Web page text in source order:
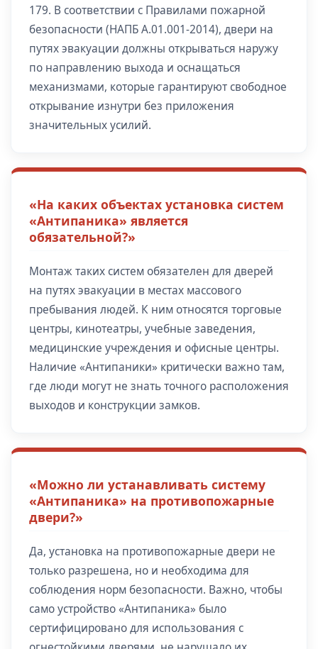
179. В соответствии с Правилами пожарной
безопасности (НАПБ А.01.001-2014), двери на
путях эвакуации должны открываться наружу
по направлению выхода и оснащаться
механизмами, которые гарантируют свободное
открывание изнутри без приложения
значительных усилий.
«На каких объектах установка систем
«Антипаника» является
обязательной?»
Монтаж таких систем обязателен для дверей
на путях эвакуации в местах массового
пребывания людей. К ним относятся торговые
центры, кинотеатры, учебные заведения,
медицинские учреждения и офисные центры.
Наличие «Антипаники» критически важно там,
где люди могут не знать точного расположения
выходов и конструкции замков.
«Можно ли устанавливать систему
«Антипаника» на противопожарные
двери?»
Да, установка на противопожарные двери не
только разрешена, но и необходима для
соблюдения норм безопасности. Важно, чтобы
само устройство «Антипаника» было
сертифицировано для использования с